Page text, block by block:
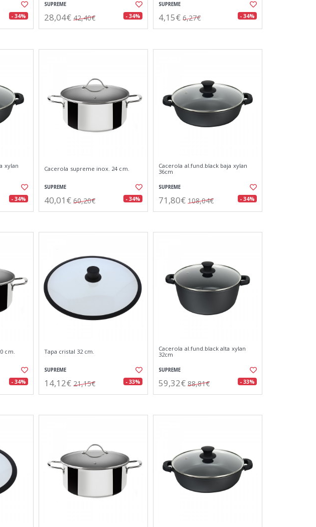
- 34%
SUPREME
28,04€ 42,40€ - 34%
SUPREME
4,15€ 6,27€ - 34%
xylan
- 34%
Cacerola supreme inox. 24 cm.
SUPREME
40,01€ 60,20€ - 34%
Cacerola al.fund.black baja xylan
36cm
SUPREME
71,80€ 108,04€ - 34%
cm.
- 34%
Tapa cristal 32 cm.
SUPREME
14,12€ 21,15€ - 33%
Cacerola al.fund.black alta xylan
32cm
SUPREME
59,32€ 88,81€ - 33%